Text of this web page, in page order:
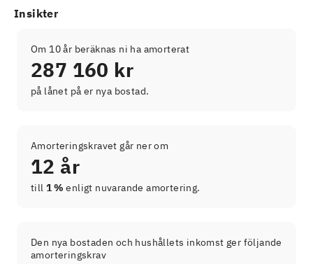
Insikter
Om 10 år beräknas ni ha amorterat
287 160 kr
på lånet på er nya bostad.
Amorteringskravet går ner om
12 år
till 1 % enligt nuvarande amortering.
Den nya bostaden och hushållets inkomst ger följande
amorteringskrav